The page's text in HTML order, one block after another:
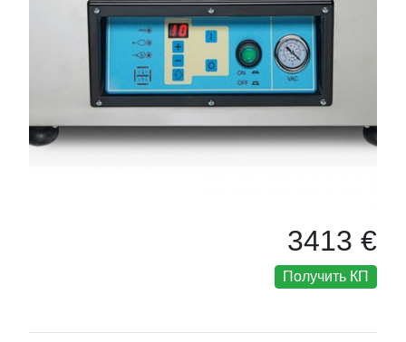
3413 €
Получить КП